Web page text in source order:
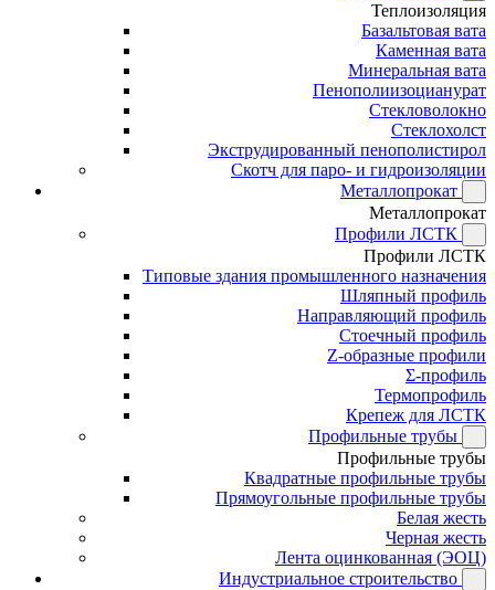
Теплоизоляция
Базальтовая вата
Каменная вата
Минеральная вата
Пенополиизоцианурат
Стекловолокно
Стеклохолст
Экструдированный пенополистирол
Скотч для паро- и гидроизоляции
Металлопрокат
Металлопрокат
Профили ЛСТК
Профили ЛСТК
Типовые здания промышленного назначения
Шляпный профиль
Направляющий профиль
Стоечный профиль
Z-образные профили
Σ-профиль
Термопрофиль
Крепеж для ЛСТК
Профильные трубы
Профильные трубы
Квадратные профильные трубы
Прямоугольные профильные трубы
Белая жесть
Черная жесть
Лента оцинкованная (ЭОЦ)
Индустриальное строительство